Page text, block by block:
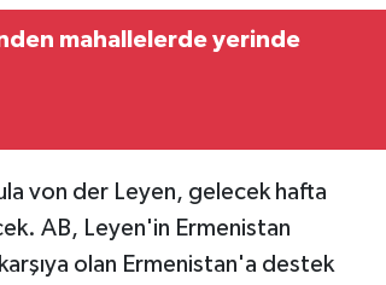
mahallelerde yerinde
von der Leyen, gelecek hafta
AB, Leyen'in Ermenistan
karşıya olan Ermenistan'a destek